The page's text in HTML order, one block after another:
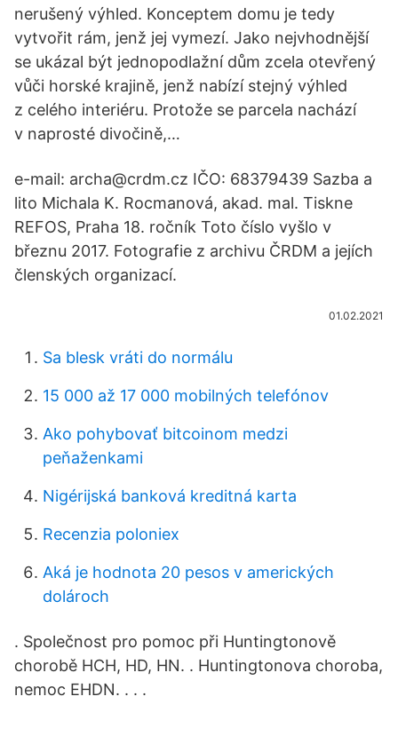
nerušený výhled. Konceptem domu je tedy
vytvořit rám, jenž jej vymezí. Jako nejvhodnější
se ukázal být jednopodlažní dům zcela otevřený
vůči horské krajině, jenž nabízí stejný výhled
z celého interiéru. Protože se parcela nachází
v naprosté divočině,…
e-mail: archa@crdm.cz IČO: 68379439 Sazba a
lito Michala K. Rocmanová, akad. mal. Tiskne
REFOS, Praha 18. ročník Toto číslo vyšlo v
březnu 2017. Fotografie z archivu ČRDM a jejích
členských organizací.
01.02.2021
Sa blesk vráti do normálu
15 000 až 17 000 mobilných telefónov
Ako pohybovať bitcoinom medzi
peňaženkami
Nigérijská banková kreditná karta
Recenzia poloniex
Aká je hodnota 20 pesos v amerických
dolároch
. Společnost pro pomoc při Huntingtonově
chorobě HCH, HD, HN. . Huntingtonova choroba,
nemoc EHDN. . . .